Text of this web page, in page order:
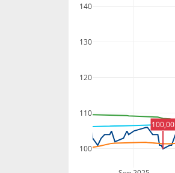
100
110
120
130
140
100,00